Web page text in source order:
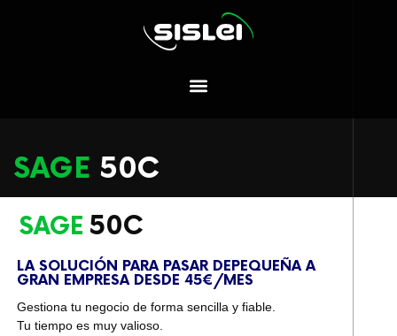
SAGE 50C
SAGE 50C
LA SOLUCIÓN PARA PASAR DEPEQUEÑA A
GRAN EMPRESA DESDE 45€/MES
Gestiona tu negocio de forma sencilla y fiable.
Tu tiempo es muy valioso.